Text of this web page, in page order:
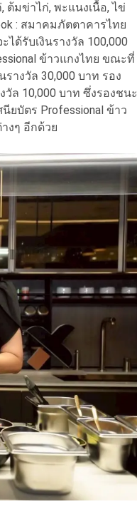
มข่าไก่, พะแนงเนื้อ, ไข่
: สมาคมภัตตาคารไทย
ได้รับเงินรางวัล 100,000
ข้าวแกงไทย ขณะที่
างวัล 30,000 บาท รอง
วัล 10,000 บาท ซึ่งรองชนะ
ยบัตร Professional ข้าว
งๆ อีกด้วย